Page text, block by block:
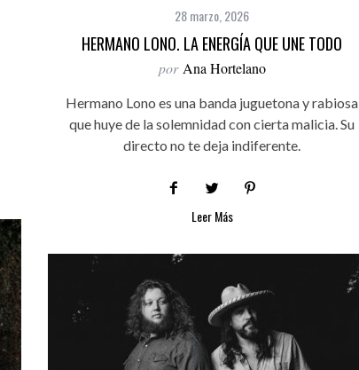
28 marzo, 2026
HERMANO LONO. LA ENERGÍA QUE UNE TODO
por Ana Hortelano
Hermano Lono es una banda juguetona y rabiosa
que huye de la solemnidad con cierta malicia. Su
directo no te deja indiferente.
Leer Más